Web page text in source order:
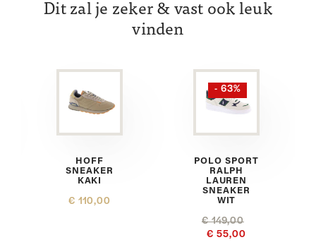
Dit zal je zeker & vast ook leuk
vinden
HOFF
SNEAKER
KAKI
€ 110,00
- 63%
POLO SPORT
RALPH
LAUREN
SNEAKER
WIT
€ 149,00
€ 55,00